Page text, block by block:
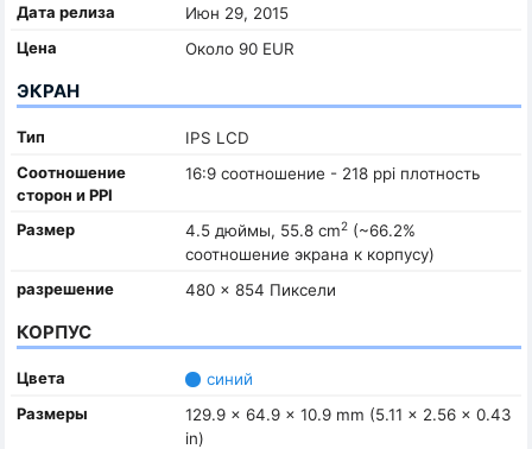
Дата релиза
Июн 29, 2015
Цена
Около 90 EUR
ЭКРАН
Тип
IPS LCD
Соотношение
сторон и PPI
16:9 соотношение - 218 ppi плотность
Размер 4.5 дюймы, 55.8 cm2(~66.2%
соотношение экрана к корпусу)
разрешение
480 x 854 Пиксели
КОРПУС
Цвета
синий
Размеры
129.9 x 64.9 x 10.9 mm (5.11 x 2.56 x 0.43
in)